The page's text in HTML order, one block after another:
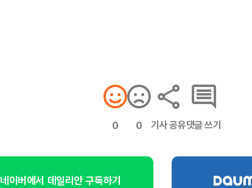
0 0 기사 공유댓글 쓰기
네이버에서 데일리안 구독하기